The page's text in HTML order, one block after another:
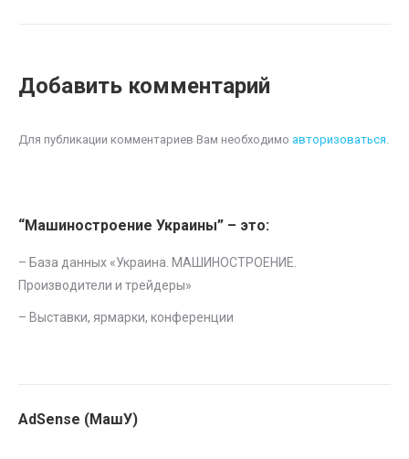
Добавить комментарий
Для публикации комментариев Вам необходимо авторизоваться.
“Машиностроение Украины” – это:
– База данных «Украина. МАШИНОСТРОЕНИЕ.
Производители и трейдеры»
– Выставки, ярмарки, конференции
AdSense (МашУ)